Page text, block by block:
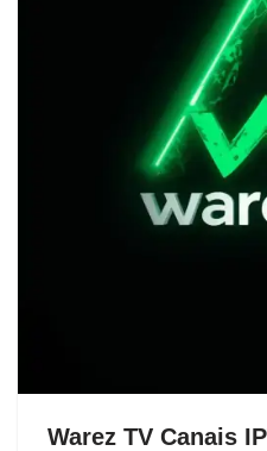
Warez TV Canais